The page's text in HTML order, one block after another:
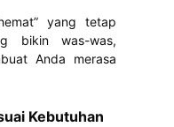
yang tetap
bikin was-was,
Anda merasa
Kebutuhan